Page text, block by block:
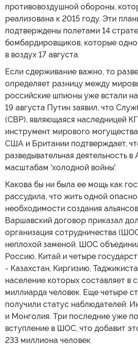
противовоздушной обороны,
реализована к 2015 году. Эти
подтверждены полетами 14
бомбардировщиков, которые
в воздух 17 августа.
Если сдерживание важно, то
определяет разницу между
российские шпионы уже встали
19 августа Путин заявил, что
(СВР), являющаяся наследницей
инструмент мирового
США и Британии подтверждает,
разведывательная деятельность
масштабам 'холодной войны'.
Какова бы ни была ее мощь как
рассудила, что жить одной
необходимости создания
Варшавский договор приказал
организация сотрудничества
неплохой заменой. ШОС
Россию, Китай и четыре
- Казахстан, Киргизию,
население которых составляет в
миллиарда человек. Еще четыре
получили статус наблюдателей:
и Монголия. Три последние уже
вступление в ШОС, что добавит
233 миллиона человек.